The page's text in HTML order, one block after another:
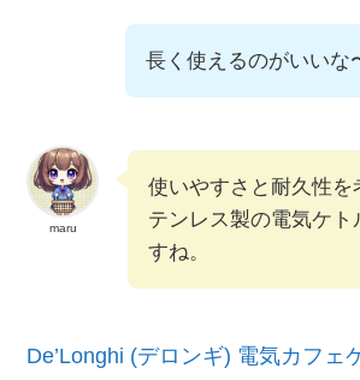
長く使えるのがいいな
maru
使いやすさと耐久性を
テンレス製の電気ケト
すね。
De’Longhi (デロンギ) 電気カフェ